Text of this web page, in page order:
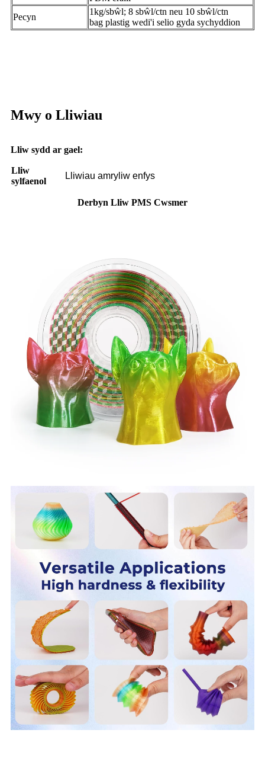
Pecyn
1kg/sbŵl; 8 sbŵl/ctn neu 10 sbŵl/ctn
bag plastig wedi'i selio gyda sychyddion
Mwy o Lliwiau
Lliw sydd ar gael:
Lliw
sylfaenol
Lliwiau amryliw enfys
Derbyn Lliw PMS Cwsmer